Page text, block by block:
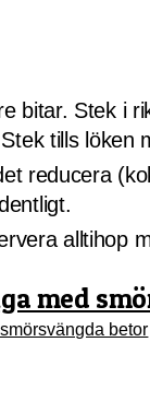
bitar. Stek i
tills löken
reducera
alltihop
med